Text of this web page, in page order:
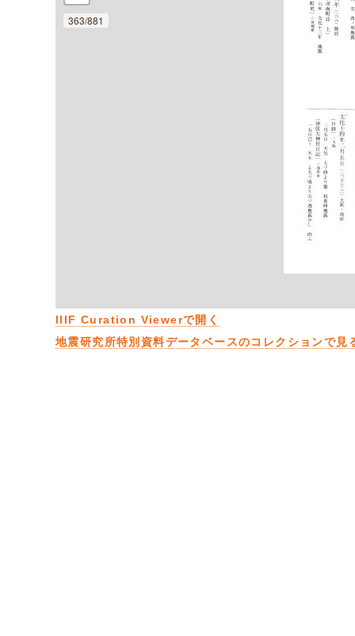
363/881
IIIF Curation Viewerで開く
地震研究所特別資料データベースのコレクションで見